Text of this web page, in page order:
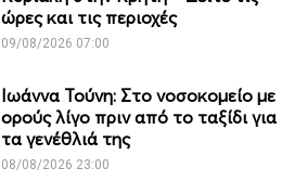
ώρες και τις περιοχές
09/08/2026 07:00
Ιωάννα Τούνη: Στο νοσοκομείο με
ορούς λίγο πριν από το ταξίδι για
τα γενέθλιά της
08/08/2026 23:00